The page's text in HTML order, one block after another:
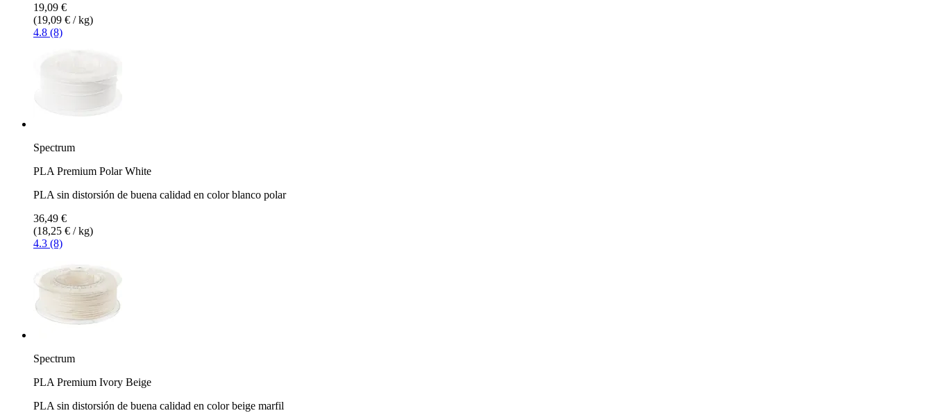
19,09 €
(19,09 € / kg)
4.8 (8)
Spectrum
PLA Premium Polar White
PLA sin distorsión de buena calidad en color blanco polar
36,49 €
(18,25 € / kg)
4.3 (8)
Spectrum
PLA Premium Ivory Beige
PLA sin distorsión de buena calidad en color beige marfil